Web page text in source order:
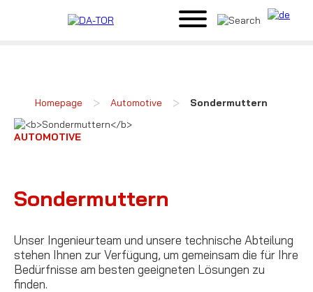
Homepage > Automotive > Sondermuttern
AUTOMOTIVE
Sondermuttern
Unser Ingenieurteam und unsere technische Abteilung
stehen Ihnen zur Verfügung, um gemeinsam die für Ihre
Bedürfnisse am besten geeigneten Lösungen zu
finden.